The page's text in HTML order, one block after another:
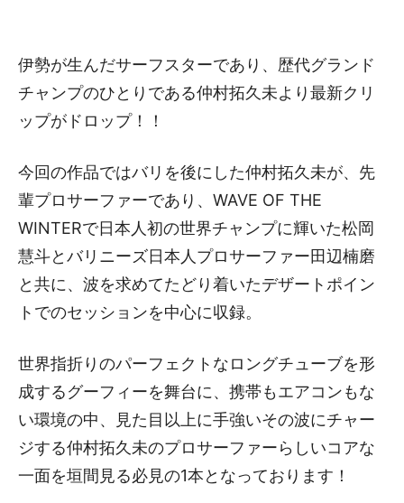
伊勢が生んだサーフスターであり、歴代グランド
チャンプのひとりである仲村拓久未より最新クリ
ップがドロップ！！
今回の作品ではバリを後にした仲村拓久未が、先
輩プロサーファーであり、WAVE OF THE
WINTERで日本人初の世界チャンプに輝いた松岡
慧斗とバリニーズ日本人プロサーファー田辺楠磨
と共に、波を求めてたどり着いたデザートポイン
トでのセッションを中心に収録。
世界指折りのパーフェクトなロングチューブを形
成するグーフィーを舞台に、携帯もエアコンもな
い環境の中、見た目以上に手強いその波にチャー
ジする仲村拓久未のプロサーファーらしいコアな
一面を垣間見る必見の1本となっております！